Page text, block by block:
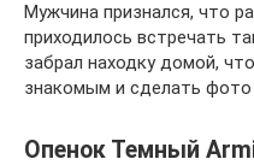
Мужчина признался, что
приходилось встречать
забрал находку домой,
знакомым и сделать
Опенок Темный